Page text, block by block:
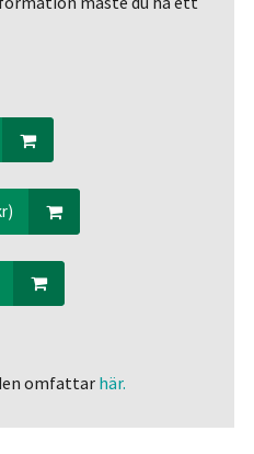
omfattarhär.